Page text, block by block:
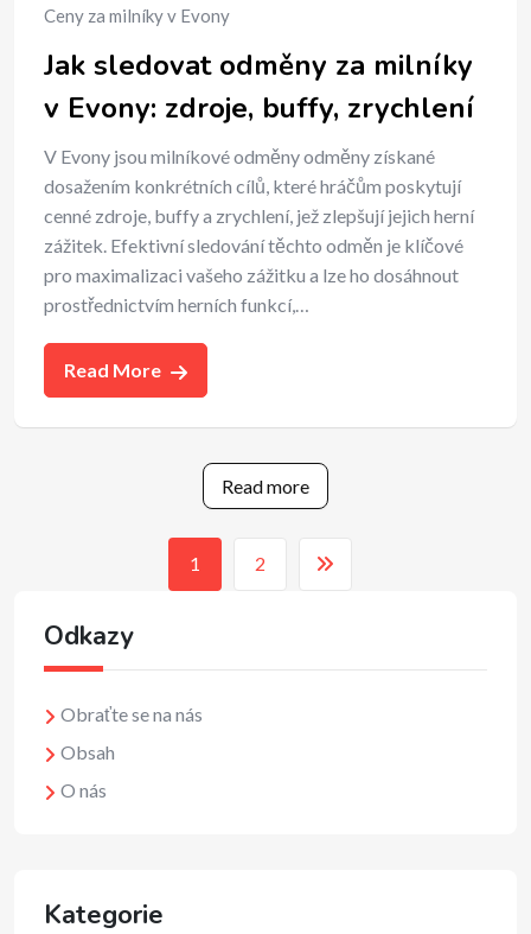
Ceny za milníky v Evony
Jak sledovat odměny za milníky
v Evony: zdroje, buffy, zrychlení
V Evony jsou milníkové odměny odměny získané
dosažením konkrétních cílů, které hráčům poskytují
cenné zdroje, buffy a zrychlení, jež zlepšují jejich herní
zážitek. Efektivní sledování těchto odměn je klíčové
pro maximalizaci vašeho zážitku a lze ho dosáhnout
prostřednictvím herních funkcí,…
Read More
Read more
1 2
Odkazy
Obraťte se na nás
Obsah
O nás
Kategorie